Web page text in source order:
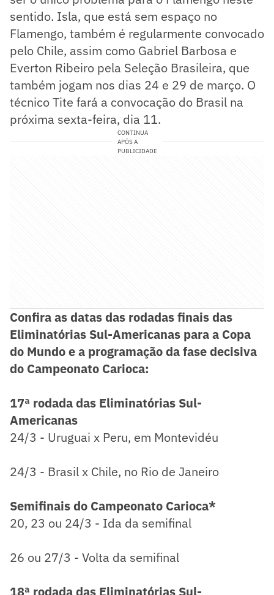
sentido. Isla, que está sem espaço no
Flamengo, também é regularmente convocado
pelo Chile, assim como Gabriel Barbosa e
Everton Ribeiro pela Seleção Brasileira, que
também jogam nos dias 24 e 29 de março. O
técnico Tite fará a convocação do Brasil na
próxima sexta-feira, dia 11.
CONTINUA
APÓS A
PUBLICIDADE
Confira as datas das rodadas finais das
Eliminatórias Sul-Americanas para a Copa
do Mundo e a programação da fase decisiva
do Campeonato Carioca:
17ª rodada das Eliminatórias Sul-
Americanas
24/3 - Uruguai x Peru, em Montevidéu
24/3 - Brasil x Chile, no Rio de Janeiro
Semifinais do Campeonato Carioca*
20, 23 ou 24/3 - Ida da semifinal
26 ou 27/3 - Volta da semifinal
18ª rodada das Eliminatórias Sul-